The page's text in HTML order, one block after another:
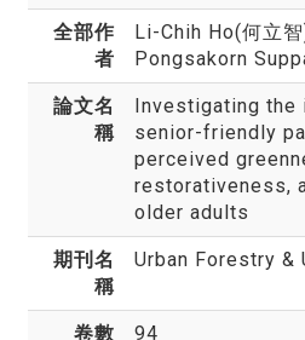
全部作
者
Li-Chih Ho(何立
Pongsakorn
論文名
稱
Investigating the
senior-friendly
perceived
restorativeness,
older adults
期刊名
稱
Urban Forestry &
卷數 94